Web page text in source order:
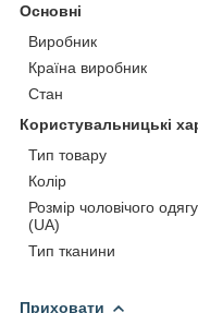
Основні
Виробник
Країна виробник
Стан
Користувальницькі
Тип товару
Колір
Розмір чоловічого одягу
(UA)
Тип тканини
Приховати